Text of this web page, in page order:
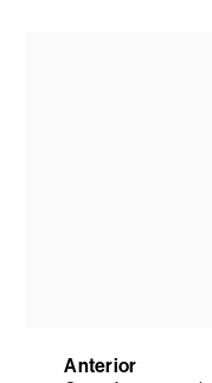
Anterior